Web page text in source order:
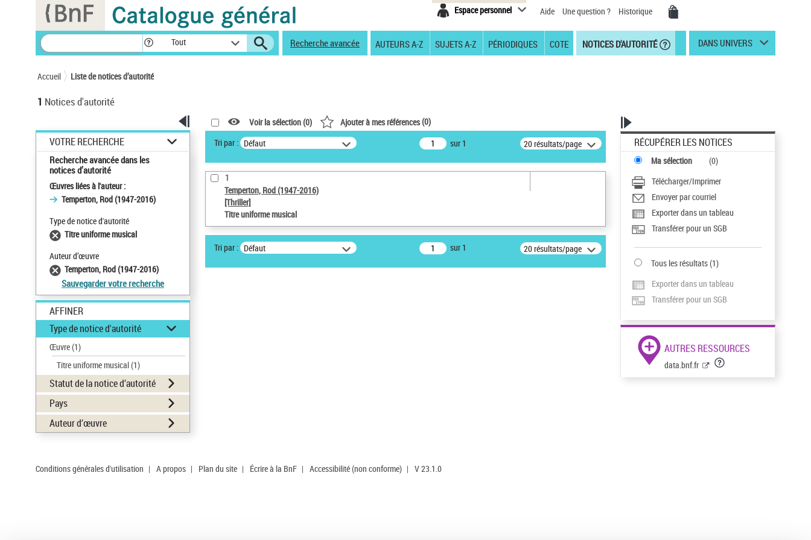
Espace personnel Aide Une question ? Historique
Tout Recherche avancée AUTEURS A-Z SUJETS A-Z PÉRIODIQUES COTE NOTICES D'AUTORITÉ DANS UNIVERS
Accueil Liste de notices d’autorité
1 Notices d'autorité
VOTRE RECHERCHE
Recherche avancée dans les
notices d’autorité
Œuvres liées à l'auteur :
Temperton, Rod (1947-2016)
Type de notice d'autorité
Titre uniforme musical
Auteur d’œuvre
Temperton, Rod (1947-2016)
Sauvegarder votre recherche
AFFINER
Type de notice d'autorité
Œuvre(1)
Titre uniforme musical(1)
Statut de la notice d’autorité
Pays
Auteur d’œuvre
Voir la sélection (0) Ajouter à mes références(0)
Tri par : Défaut sur 1 20 résultats/page
1
Temperton, Rod (1947-2016)
[Thriller]
Titre uniforme musical
Tri par : Défaut sur 1 20 résultats/page
RÉCUPÉRER LES NOTICES
Ma sélection (0)
Télécharger/Imprimer
Envoyer par courriel
Exporter dans un tableau
Transférer pour un SGB
Tous les résultats(1)
Exporter dans un tableau
Transférer pour un SGB
AUTRES RESSOURCES
data.bnf.fr
Conditions générales d'utilisation | A propos | Plan du site | Écrire à la BnF | Accessibilité (non conforme) | V 23.1.0
Panneau de gestion des cookies